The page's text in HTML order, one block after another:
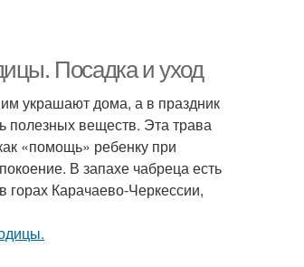
Посадка и уход
украшают дома, а в праздник
полезных веществ. Эта трава
«помощь» ребенку при
В запахе чабреца есть
Карачаево-Черкессии,